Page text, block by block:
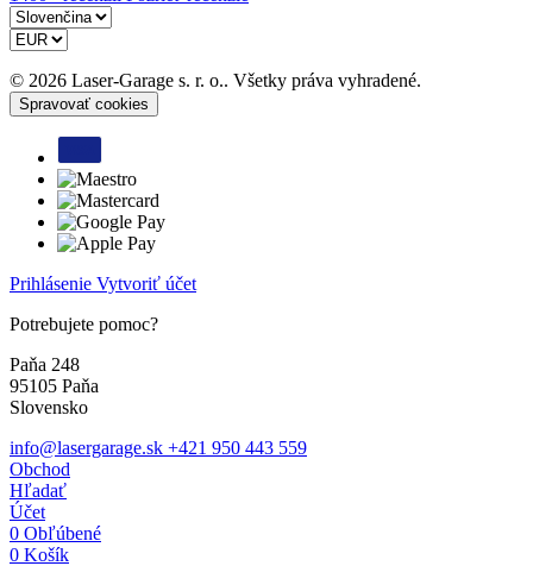
© 2026 Laser-Garage s. r. o.. Všetky práva vyhradené.
Spravovať cookies
Prihlásenie Vytvoriť účet
Potrebujete pomoc?
Paňa 248
95105 Paňa
Slovensko
info@lasergarage.sk +421 950 443 559
Obchod
Hľadať
Účet
0 Obľúbené
0 Košík